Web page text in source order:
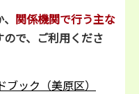
関係機関で行う主な
で、ご利用くださ
ック（美原区）